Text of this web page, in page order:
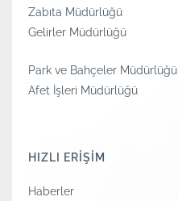
Zabıta Müdürlüğü
Gelirler Müdürlüğü
Park ve Bahçeler Müdürlüğü
Afet İşleri Müdürlüğü
HIZLI ERİŞİM
Haberler